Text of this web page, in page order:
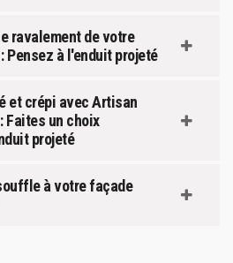
ravalement de votre
Pensez à l'enduit projeté
et crépi avec Artisan
Faites un choix
projeté
à votre façade